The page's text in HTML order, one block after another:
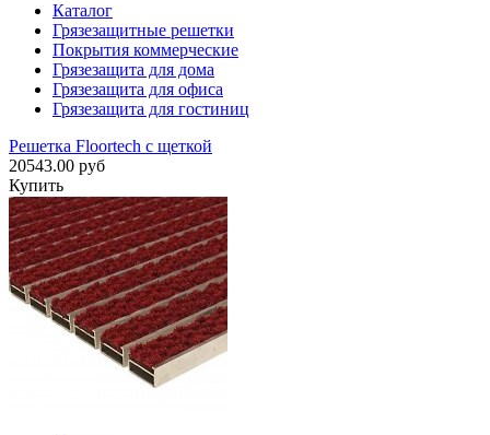
Каталог
Грязезащитные решетки
Покрытия коммерческие
Грязезащита для дома
Грязезащита для офиса
Грязезащита для гостиниц
Решетка Floortech с щеткой
20543.00 руб
Купить